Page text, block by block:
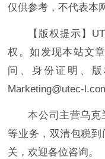
仅供参考，不代表本
【版权提示】
权。如发现本站文
问、身份证明、
Marketing@utec-
本公司主营乌克
等业务，双清包税
关，欢迎各位咨询。